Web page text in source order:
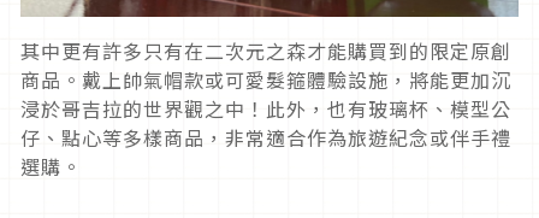
其中更有許多只有在二次元之森才能購買到的限定原創
商品。戴上帥氣帽款或可愛髮箍體驗設施，將能更加沉
浸於哥吉拉的世界觀之中！此外，也有玻璃杯、模型公
仔、點心等多樣商品，非常適合作為旅遊紀念或伴手禮
選購。